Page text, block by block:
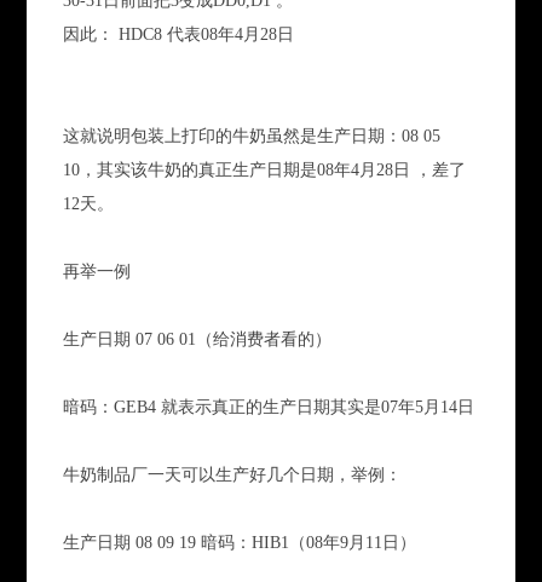
因此： HDC8 代表08年4月28日
这就说明包装上打印的牛奶虽然是生产日期：08 05
10，其实该牛奶的真正生产日期是08年4月28日 ，差了
12天。
再举一例
生产日期 07 06 01（给消费者看的）
暗码：GEB4 就表示真正的生产日期其实是07年5月14日
牛奶制品厂一天可以生产好几个日期，举例：
生产日期 08 09 19 暗码：HIB1（08年9月11日）